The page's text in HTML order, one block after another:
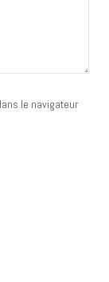
le navigateur